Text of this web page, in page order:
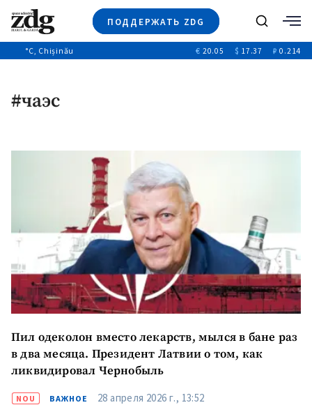
ПОДДЕРЖАТЬ ZDG
Новости
Поиск
°C, Chișinău € 20.05 $ 17.37 ₽ 0.214
#чаэс
Пил одеколон вместо лекарств, мылся в бане раз
в два месяца. Президент Латвии о том, как
ликвидировал Чернобыль
NOU ВАЖНОЕ 28 апреля 2026 г., 13:52